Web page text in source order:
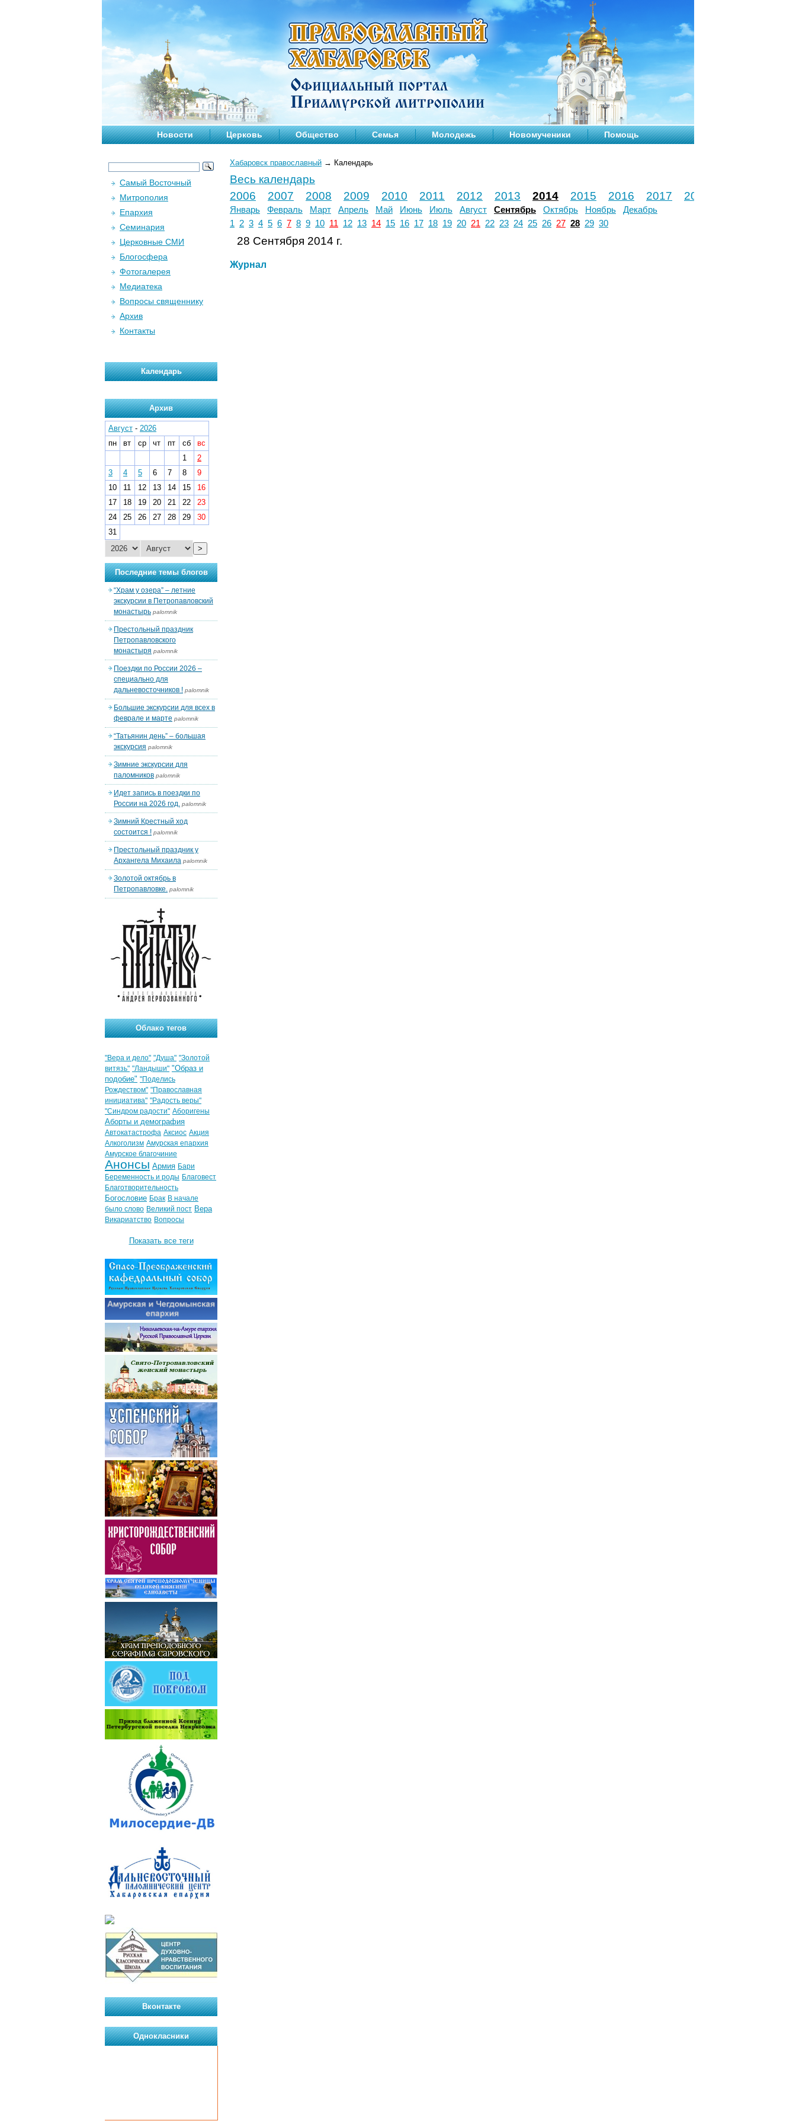
Новости Церковь Общество Семья Молодежь Новомученики Помощь
Хабаровск православный → Календарь
Весь календарь
2006
2007 2008 2009 2010 2011 2012 2013 2014 2015 2016 2017 2018
Январь Февраль Март Апрель Май Июнь Июль Август Сентябрь Октябрь Ноябрь
Декабрь
1
2 3 4 5 6 7 8 9 10 11 12 13 14 15 16 17 18 19 20 21 22 23 24 25 26 27 28 29 30
28 Сентября 2014 г.
Журнал
Самый Восточный
Митрополия
Епархия
Семинария
Церковные СМИ
Блогосфера
Фотогалерея
Медиатека
Вопросы священнику
Архив
Контакты
Календарь
Архив
Август - 2026
пн
вт ср чт пт сб
вс
1
2
3
4 5 6 7 8
9
10
11 12 13 14 15
16
17
18 19 20 21 22
23
24
25 26 27 28 29
30
31
>
Последние темы блогов
“Храм у озера” – летние
экскурсии в Петропавловский
монастырь palomnik
Престольный праздник
Петропавловского
монастыря palomnik
Поездки по России 2026 –
специально для
дальневосточников ! palomnik
Большие экскурсии для всех в
феврале и марте palomnik
“Татьянин день” – большая
экскурсия palomnik
Зимние экскурсии для
паломников palomnik
Идет запись в поездки по
России на 2026 год. palomnik
Зимний Крестный ход
состоится ! palomnik
Престольный праздник у
Архангела Михаила palomnik
Золотой октябрь в
Петропавловке. palomnik
Облако тегов
"Вера и дело" "Душа" "Золотой
витязь" "Ландыши" "Образ и
подобие" "Поделись
Рождеством" "Православная
инициатива" "Радость веры"
"Синдром радости" Аборигены
Аборты и демография
Автокатастрофа Аксиос Акция
Алкоголизм Амурская епархия
Амурское благочиние
Анонсы Армия Бари
Беременность и роды Благовест
Благотворительность
Богословие Брак В начале
было слово Великий пост Вера
Викариатство Вопросы
Показать все теги
Вконтакте
Однокласники